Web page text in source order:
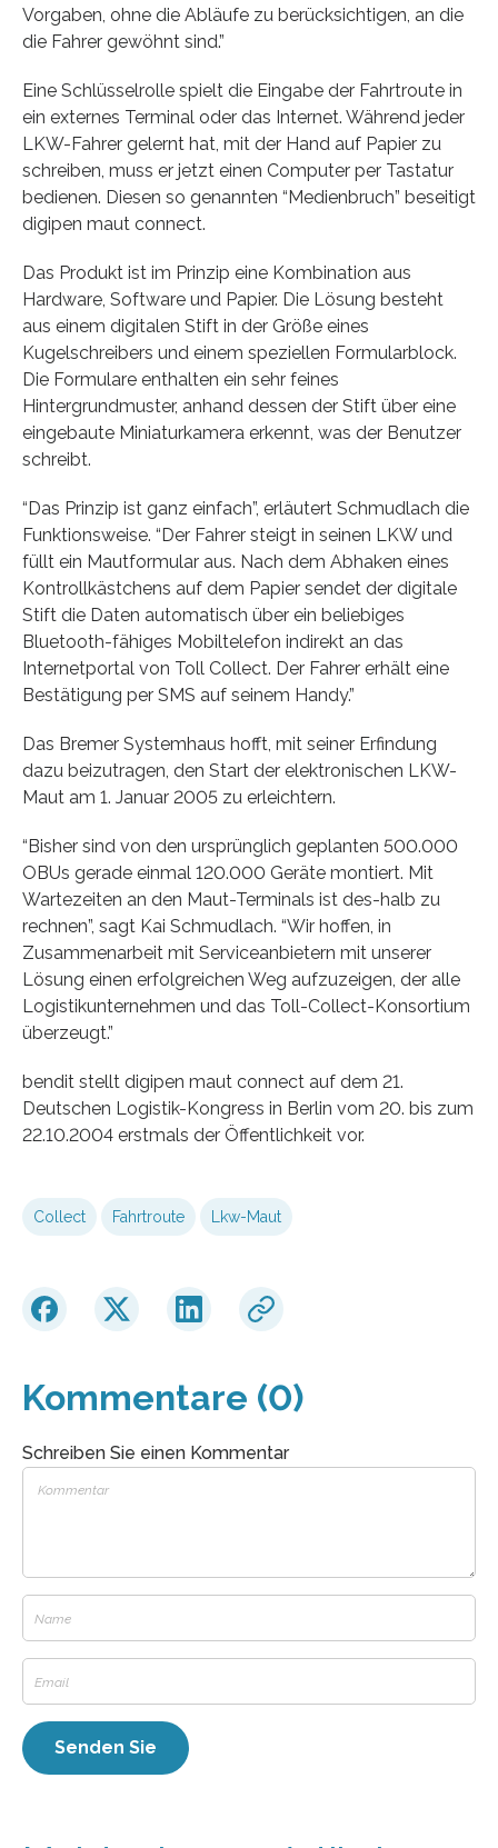
Vorgaben, ohne die Abläufe zu berücksichtigen, an die
die Fahrer gewöhnt sind.”
Eine Schlüsselrolle spielt die Eingabe der Fahrtroute in
ein externes Terminal oder das Internet. Während jeder
LKW-Fahrer gelernt hat, mit der Hand auf Papier zu
schreiben, muss er jetzt einen Computer per Tastatur
bedienen. Diesen so genannten “Medienbruch” beseitigt
digipen maut connect.
Das Produkt ist im Prinzip eine Kombination aus
Hardware, Software und Papier. Die Lösung besteht
aus einem digitalen Stift in der Größe eines
Kugelschreibers und einem speziellen Formularblock.
Die Formulare enthalten ein sehr feines
Hintergrundmuster, anhand dessen der Stift über eine
eingebaute Miniaturkamera erkennt, was der Benutzer
schreibt.
“Das Prinzip ist ganz einfach”, erläutert Schmudlach die
Funktionsweise. “Der Fahrer steigt in seinen LKW und
füllt ein Mautformular aus. Nach dem Abhaken eines
Kontrollkästchens auf dem Papier sendet der digitale
Stift die Daten automatisch über ein beliebiges
Bluetooth-fähiges Mobiltelefon indirekt an das
Internetportal von Toll Collect. Der Fahrer erhält eine
Bestätigung per SMS auf seinem Handy.”
Das Bremer Systemhaus hofft, mit seiner Erfindung
dazu beizutragen, den Start der elektronischen LKW-
Maut am 1. Januar 2005 zu erleichtern.
“Bisher sind von den ursprünglich geplanten 500.000
OBUs gerade einmal 120.000 Geräte montiert. Mit
Wartezeiten an den Maut-Terminals ist des-halb zu
rechnen”, sagt Kai Schmudlach. “Wir hoffen, in
Zusammenarbeit mit Serviceanbietern mit unserer
Lösung einen erfolgreichen Weg aufzuzeigen, der alle
Logistikunternehmen und das Toll-Collect-Konsortium
überzeugt.”
bendit stellt digipen maut connect auf dem 21.
Deutschen Logistik-Kongress in Berlin vom 20. bis zum
22.10.2004 erstmals der Öffentlichkeit vor.
Collect Fahrtroute Lkw-Maut
Kommentare (0)
Schreiben Sie einen Kommentar